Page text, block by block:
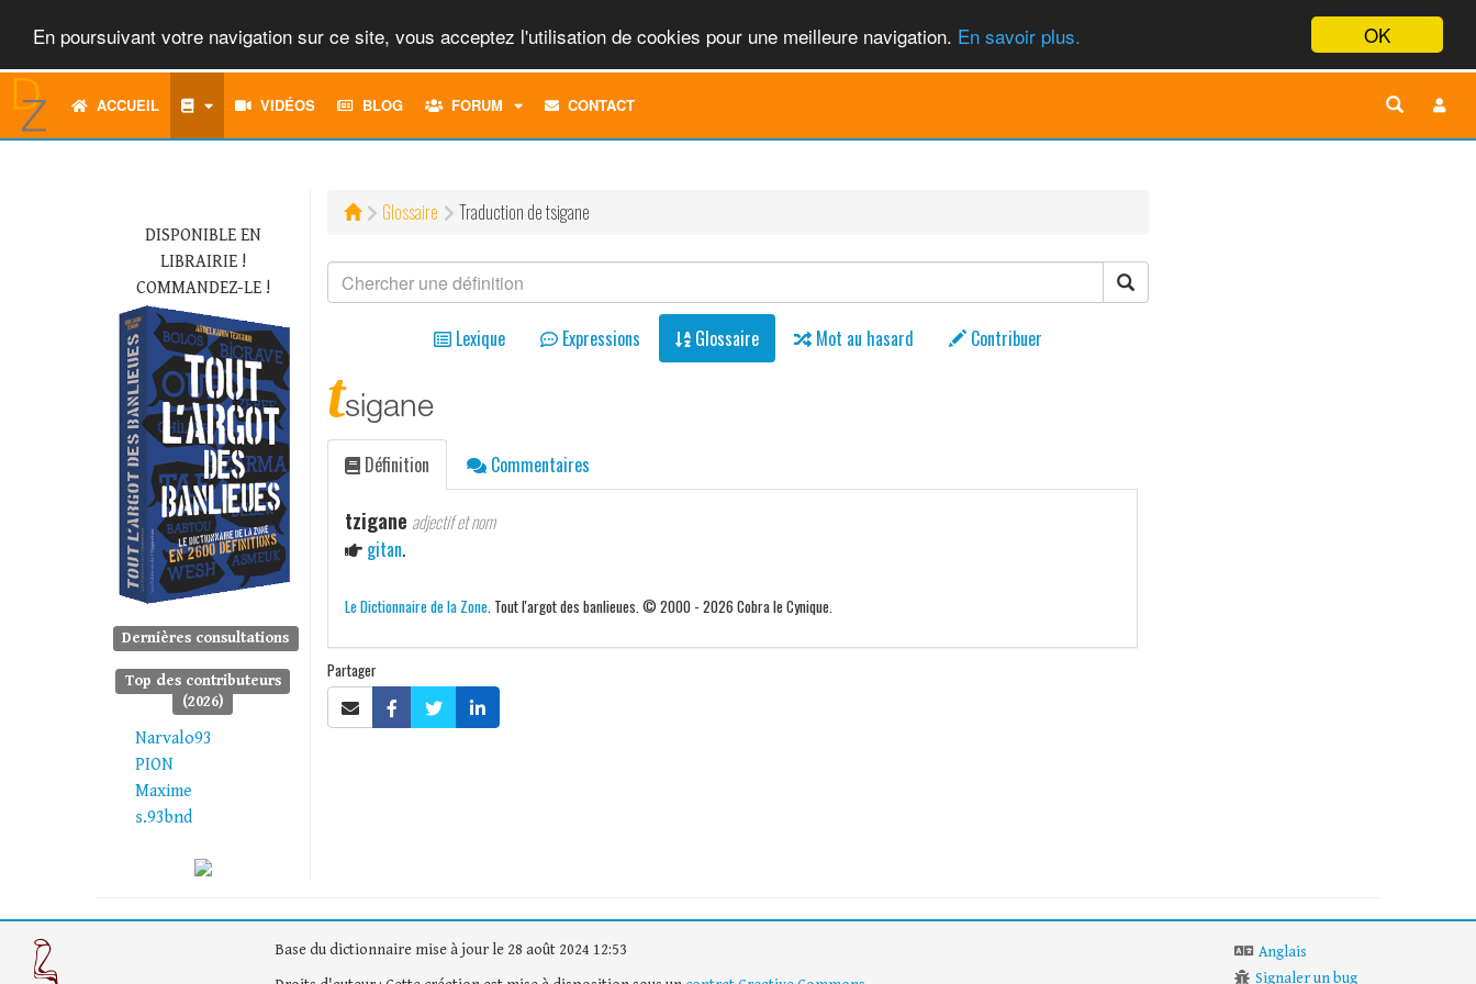
OK
En poursuivant votre navigation sur ce site, vous acceptez l'utilisation de cookies pour une meilleure navigation. En savoir plus.
ACCUEIL VIDÉOS BLOG FORUM
TOGGLECONTACT
DISPONIBLE EN
LIBRAIRIE !
COMMANDEZ-LE !
Dernières consultations
Top des contributeurs
(2026)
Narvalo93
PION
Maxime
s.93bnd
Glossaire Traduction de tsigane
Lexique Expressions Glossaire Mot au hasard Contribuer
tsigane
Définition Commentaires
tzigane adjectif et nom
gitan.
Le Dictionnaire de la Zone. Tout l'argot des banlieues. © 2000 - 2026 Cobra le Cynique.
Partager
Base du dictionnaire mise à jour le 28 août 2024 12:53
Anglais
Signaler un bug